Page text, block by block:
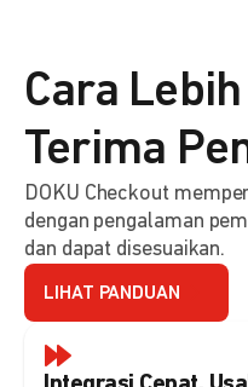
Cara
Terima
DOKU Checkout
dengan pengalaman
dan dapat disesuaikan.
LIHAT PANDUAN